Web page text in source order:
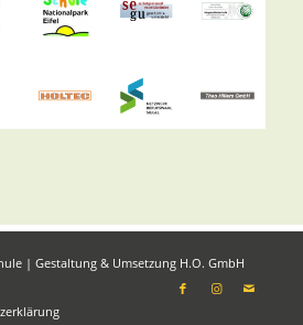
| Gestaltung & Umsetzung H.O. GmbH